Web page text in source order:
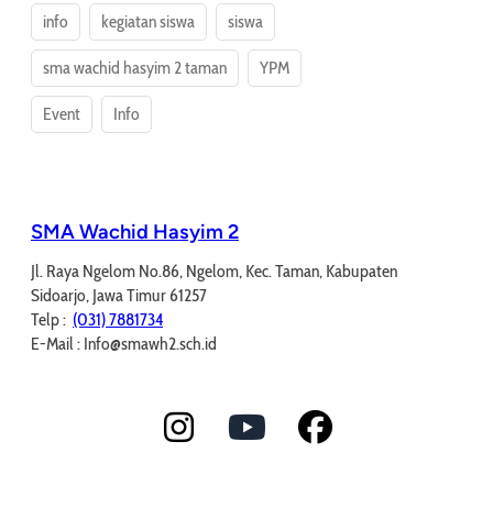
info kegiatan siswa siswa
sma wachid hasyim 2 taman YPM
Event Info
SMA Wachid Hasyim 2
Jl. Raya Ngelom No.86, Ngelom, Kec. Taman, Kabupaten
Sidoarjo, Jawa Timur 61257
Telp : (031) 7881734
E-Mail : Info@smawh2.sch.id